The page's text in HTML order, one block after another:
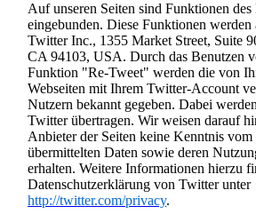
Auf unseren Seiten sind Funktionen
eingebunden. Diese Funktionen werden
Twitter Inc., 1355 Market Street, Suite
CA 94103, USA. Durch das Benutzen
Funktion "Re-Tweet" werden die von
Webseiten mit Ihrem Twitter-Account
Nutzern bekannt gegeben. Dabei
Twitter übertragen. Wir weisen darauf
Anbieter der Seiten keine Kenntnis
übermittelten Daten sowie deren
erhalten. Weitere Informationen hierzu
Datenschutzerklärung von Twitter unter
http://twitter.com/privacy.